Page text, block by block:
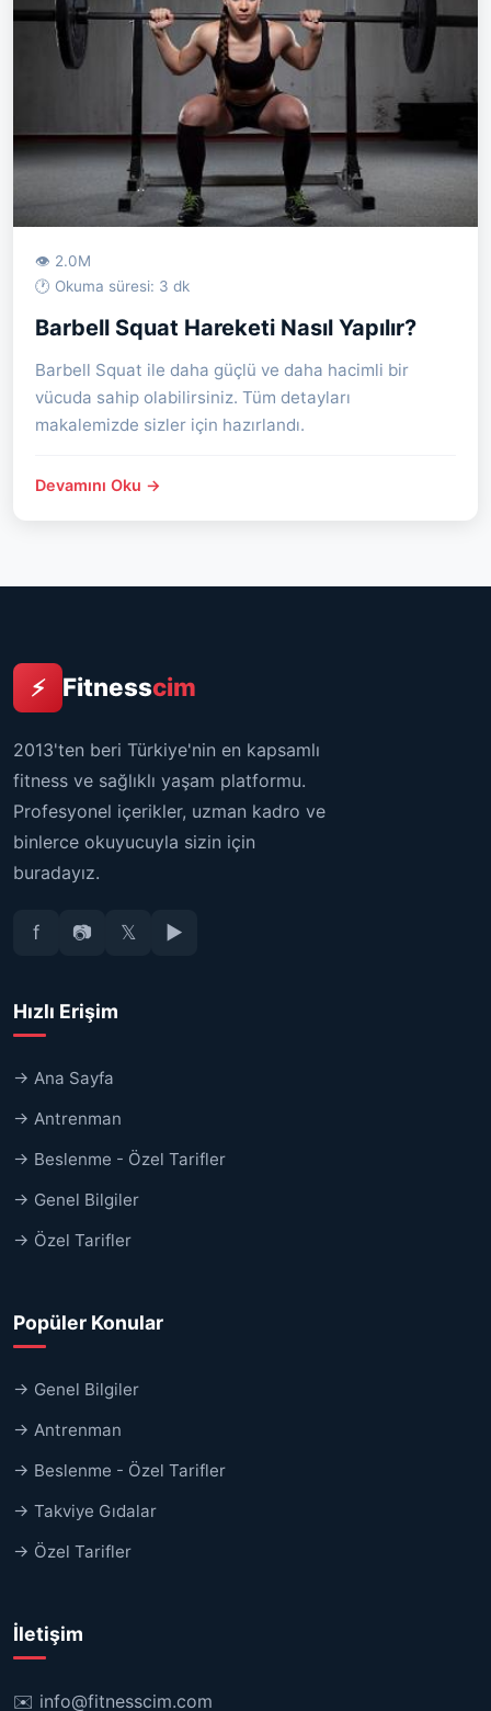
👁 2.0M
🕐 Okuma süresi: 3 dk
Barbell Squat Hareketi Nasıl Yapılır?
Barbell Squat ile daha güçlü ve daha hacimli bir
vücuda sahip olabilirsiniz. Tüm detayları
makalemizde sizler için hazırlandı.
Devamını Oku →
⚡ Fitnesscim
2013'ten beri Türkiye'nin en kapsamlı
fitness ve sağlıklı yaşam platformu.
Profesyonel içerikler, uzman kadro ve
binlerce okuyucuyla sizin için
buradayız.
f 📷 𝕏 ▶
Hızlı Erişim
→ Ana Sayfa
→ Antrenman
→ Beslenme - Özel Tarifler
→ Genel Bilgiler
→ Özel Tarifler
Popüler Konular
→ Genel Bilgiler
→ Antrenman
→ Beslenme - Özel Tarifler
→ Takviye Gıdalar
→ Özel Tarifler
İletişim
✉️ info@fitnesscim.com